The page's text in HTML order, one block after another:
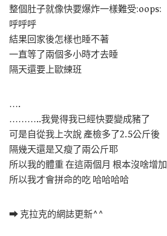
整個肚子就像快要爆炸一樣難受:oops:
呼呼呼
結果回家後怎樣也睡不著
一直等了兩個多小時才去睡
隔天還要上歐練班
….
………..我覺得我已經快要變成豬了
可是自從我上次說 產檢多了2.5公斤後
隔幾天還是又瘦了兩公斤耶
所以我的體重 在這兩個月 根本沒啥增加
所以我才會拼命的吃 哈哈哈哈
➡ 克拉克的網誌更新^^